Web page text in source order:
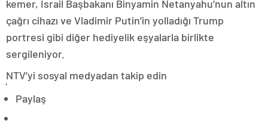
kemer, İsrail Başbakanı Binyamin Netanyahu’nun altın
çağrı cihazı ve Vladimir Putin’in yolladığı Trump
portresi gibi diğer hediyelik eşyalarla birlikte
sergileniyor.
NTV’yi sosyal medyadan takip edin
Paylaş